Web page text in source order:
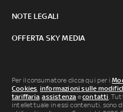
NOTE LEGALI
OFFERTA SKY MEDIA
Per il consumatore clicca qui per i
Cookies, informazioni sulle
tariffaria,assistenza econtatti.
intellettuale in essi contenuti, sono